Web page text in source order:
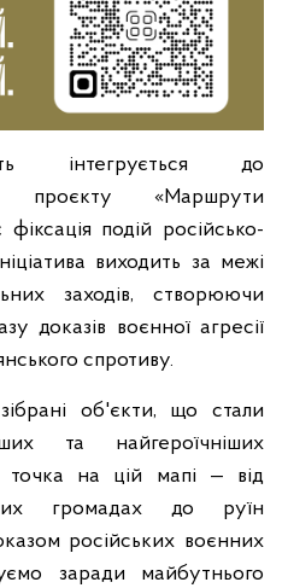
інтегрується до
проєкту «Маршрути
подій російсько-
виходить за межі
заходів, створюючи
доказів воєнної агресії
спротиву.
об'єкти, що стали
та найгероїчніших
точка на цій мапі — від
громадах до руїн
російських воєнних
заради майбутнього